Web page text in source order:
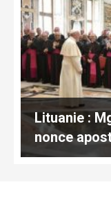
Lituanie :
nonce